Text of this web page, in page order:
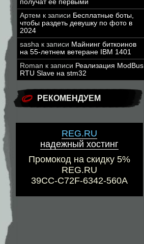
получат её первыми
Артем к записи Бесплатные боты,
чтобы раздеть девушку по фото в
2024
sasha к записи Майнинг биткоинов
на 55-летнем ветеране IBM 1401
Roman к записи Реализация ModBus
RTU Slave на stm32
РЕКОМЕНДУЕМ
REG.RU
надежный хостинг
Промокод на скидку 5%
REG.RU
39CC-C72F-6342-560A